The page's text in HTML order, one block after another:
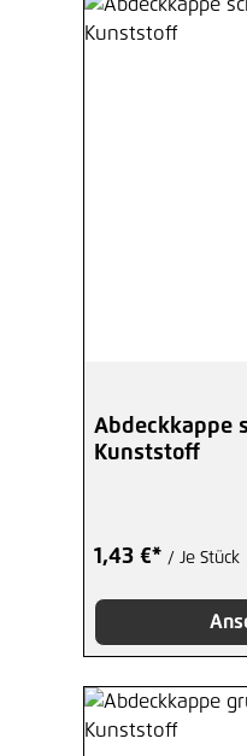
Abdeckkappe
Kunststoff
1,43 €* / Je Stück